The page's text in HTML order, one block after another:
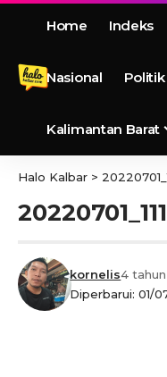
Home Indeks
Nasional Politik
Kalimantan Barat
Halo Kalbar >
Diperbarui: 01/
kornelis4